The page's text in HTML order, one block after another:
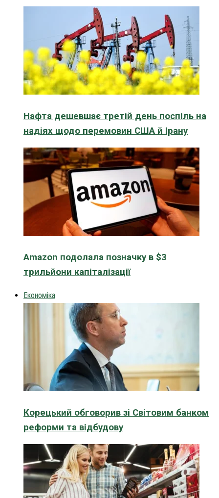
Нафта дешевшає третій день поспіль на
надіях щодо перемовин США й Ірану
Amazon подолала позначку в $3
трильйони капіталізації
Економіка
Корецький обговорив зі Світовим банком
реформи та відбудову